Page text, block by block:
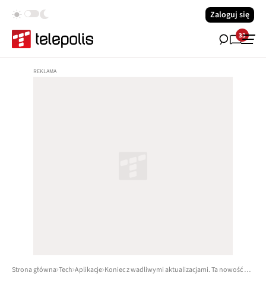
Zaloguj się
33
Strona główna Tech Aplikacje Koniec z wadliwymi aktualizacjami. Ta nowość w Firefoxie jest genialna